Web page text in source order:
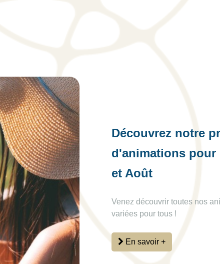
Découvrez notre
d'animations
et Août
Venez découvrir toutes nos
variées pour tous !
En savoir +